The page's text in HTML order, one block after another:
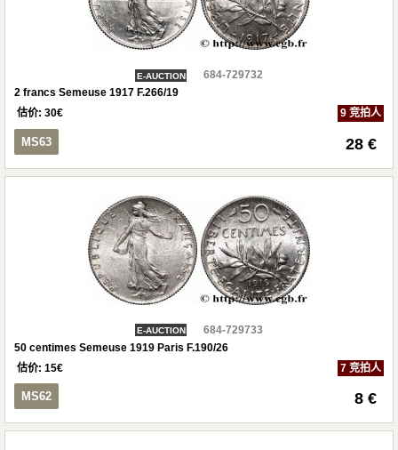
E-AUCTION
684-729732
2 francs Semeuse 1917 F.266/19
估价: 30€ 9 竞拍人
MS63 28 €
E-AUCTION
684-729733
50 centimes Semeuse 1919 Paris F.190/26
估价: 15€ 7 竞拍人
MS62 8 €